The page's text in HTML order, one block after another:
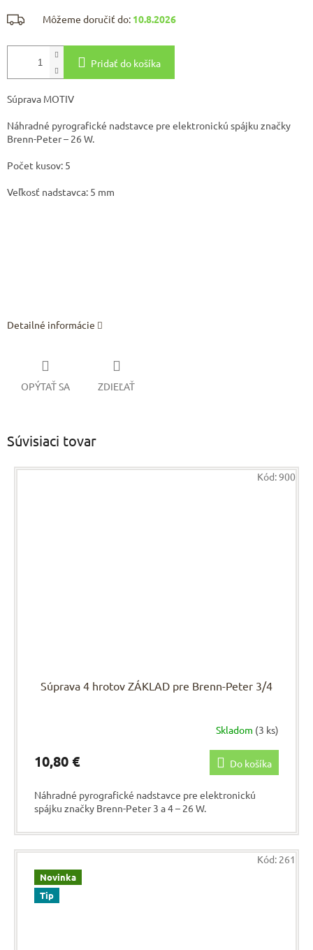
Môžeme doručiť do: 10.8.2026
Pridať do košíka
Súprava MOTIV
Náhradné pyrografické nadstavce pre elektronickú spájku značky
Brenn-Peter – 26 W.
Počet kusov: 5
Veľkosť nadstavca: 5 mm
Detailné informácie
OPÝTAŤ SA ZDIEĽAŤ
Súvisiaci tovar
Súprava 4 hrotov ZÁKLAD pre Brenn-Peter 3/4
Skladom (3 ks)
10,80 € Do košíka
Náhradné pyrografické nadstavce pre elektronickú
spájku značky Brenn-Peter 3 a 4 – 26 W.
Kód:900
Novinka
Tip
Kód: 261